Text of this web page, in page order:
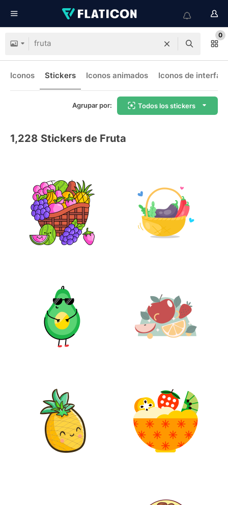
0
Iconos Stickers Iconos animados Iconos de interfaz
Agrupar por: Todos los stickers
1,228 Stickers de Fruta